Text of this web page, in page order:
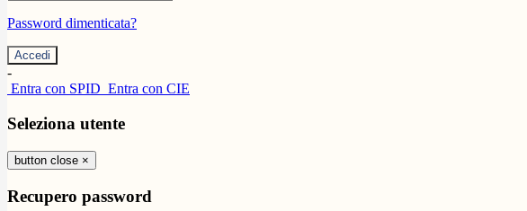
Password dimenticata?
-
Entra con SPID Entra con CIE
Seleziona utente
button close ×
Recupero password